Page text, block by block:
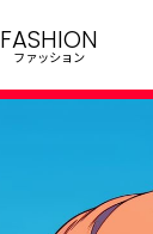
FASHION
ファッション